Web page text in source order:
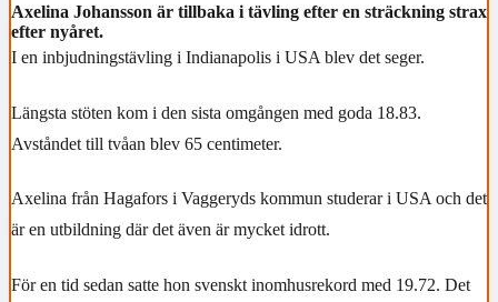
Axelina Johansson är tillbaka i tävling efter en sträckning strax
efter nyåret.
I en inbjudningstävling i Indianapolis i USA blev det seger.
Längsta stöten kom i den sista omgången med goda 18.83.
Avståndet till tvåan blev 65 centimeter.
Axelina från Hagafors i Vaggeryds kommun studerar i USA och det
är en utbildning där det även är mycket idrott.
För en tid sedan satte hon svenskt inomhusrekord med 19.72. Det